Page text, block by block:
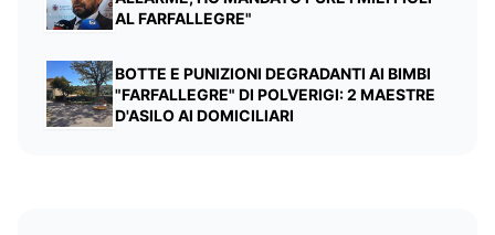
AL FARFALLEGRE"
BOTTE E PUNIZIONI DEGRADANTI AI BIMBI
"FARFALLEGRE" DI POLVERIGI: 2 MAESTRE
D'ASILO AI DOMICILIARI